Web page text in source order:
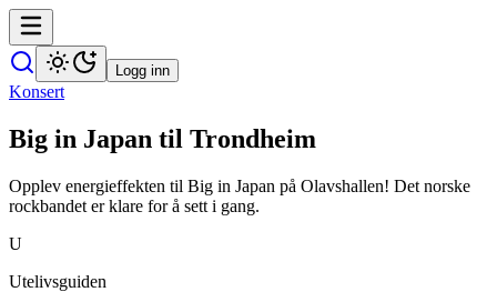
Logg inn
Konsert
Big in Japan til Trondheim
Opplev energieffekten til Big in Japan på Olavshallen! Det norske
rockbandet er klare for å sett i gang.
U
Utelivsguiden